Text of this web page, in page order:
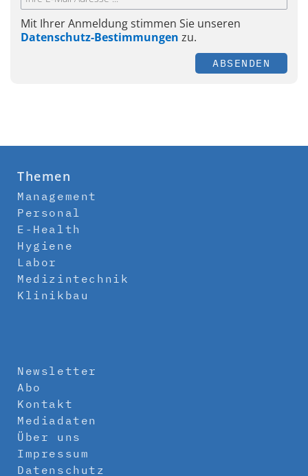
Mit Ihrer Anmeldung stimmen Sie unseren
Datenschutz-Bestimmungen zu.
ABSENDEN
Themen
Management
Personal
E-Health
Hygiene
Labor
Medizintechnik
Klinikbau
Newsletter
Abo
Kontakt
Mediadaten
Über uns
Impressum
Datenschutz